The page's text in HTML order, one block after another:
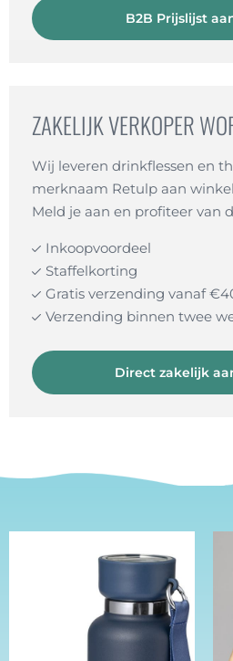
B2B Prijslijst
ZAKELIJK VERKOPER
Wij leveren drinkflessen en
merknaam Retulp aan
Meld je aan en profiteer van
Inkoopvoordeel
Staffelkorting
Gratis verzending vanaf
Verzending binnen twee
Direct zakelijk